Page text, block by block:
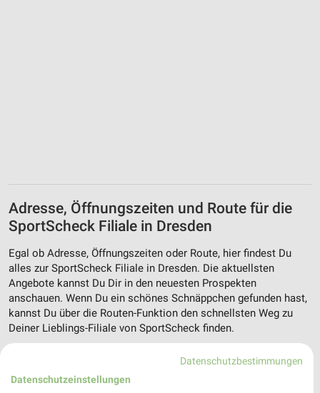
Adresse, Öffnungszeiten und Route für die
SportScheck Filiale in Dresden
Egal ob Adresse, Öffnungszeiten oder Route, hier findest Du
alles zur SportScheck Filiale in Dresden. Die aktuellsten
Angebote kannst Du Dir in den neuesten Prospekten
anschauen. Wenn Du ein schönes Schnäppchen gefunden hast,
kannst Du über die Routen-Funktion den schnellsten Weg zu
Deiner Lieblings-Filiale von SportScheck finden.
Aktuelle Prospekte für Dresden und
Umgebung
Datenschutzbestimmungen
Datenschutzeinstellungen